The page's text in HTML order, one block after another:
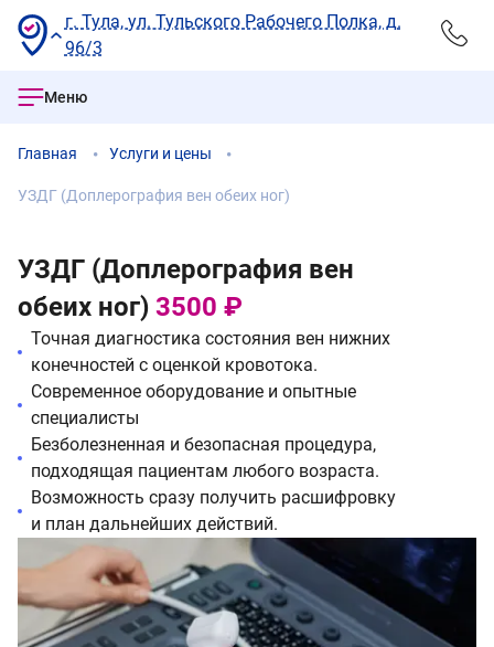
г. Тула, ул. Тульского Рабочего Полка, д.
96/3
Меню
Главная Услуги и цены
УЗДГ (Доплерография вен обеих ног)
УЗДГ (Доплерография вен
обеих ног) 3500 ₽
Точная диагностика состояния вен нижних
конечностей с оценкой кровотока.
Современное оборудование и опытные
специалисты
Безболезненная и безопасная процедура,
подходящая пациентам любого возраста.
Возможность сразу получить расшифровку
и план дальнейших действий.